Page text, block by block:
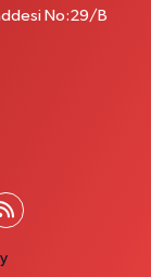
No:29/B